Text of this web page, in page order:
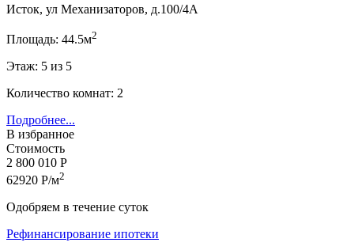
Исток, ул Механизаторов, д.100/4А
Площадь: 44.5м2
Этаж: 5 из 5
Количество комнат: 2
Подробнее...
В избранное
Стоимость
2 800 010 Р
62920 Р/м2
Одобряем в течение суток
Рефинансирование ипотеки